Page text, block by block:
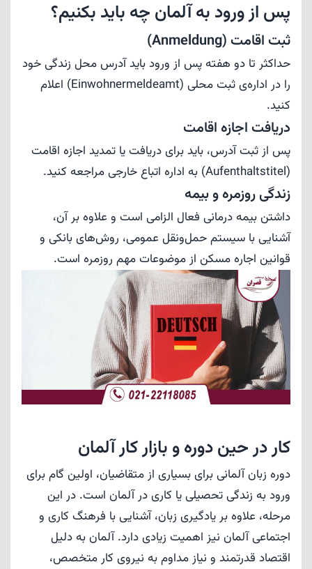
پس از ورود به آلمان چه باید بکنیم؟
ثبت اقامت (Anmeldung)
حداکثر تا دو هفته پس از ورود باید آدرس محل زندگی خود
را در اداره‌ی ثبت محلی (Einwohnermeldeamt) اعلام
کنید.
دریافت اجازه اقامت
پس از ثبت آدرس، باید برای دریافت یا تمدید اجازه اقامت
(Aufenthaltstitel) به اداره اتباع خارجی مراجعه کنید.
زندگی روزمره و بیمه
داشتن بیمه درمانی فعال الزامی است و علاوه بر آن،
آشنایی با سیستم حمل‌ونقل عمومی، روش‌های بانکی و
قوانین اجاره مسکن از موضوعات مهم روزمره است.
کار در حین دوره و بازار کار آلمان
دوره زبان آلمانی برای بسیاری از متقاضیان، اولین گام برای
ورود به زندگی تحصیلی یا کاری در آلمان است. در این
مرحله، علاوه بر یادگیری زبان، آشنایی با فرهنگ کاری و
اجتماعی آلمان نیز اهمیت زیادی دارد. آلمان به دلیل
اقتصاد قدرتمند و نیاز مداوم به نیروی کار متخصص،